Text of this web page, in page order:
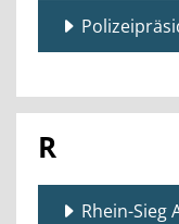
R
Rhein-Sieg